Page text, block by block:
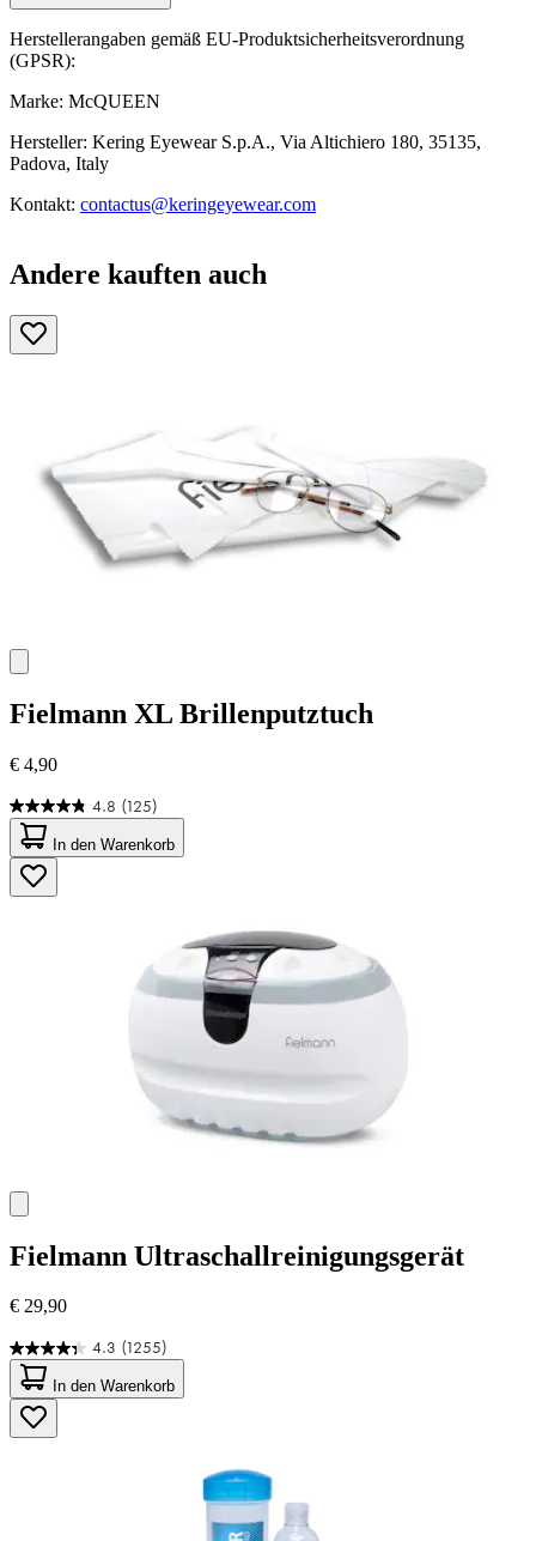
Herstellerangaben gemäß EU-Produktsicherheitsverordnung
(GPSR):
Marke: McQUEEN
Hersteller: Kering Eyewear S.p.A., Via Altichiero 180, 35135,
Padova, Italy
Kontakt: contactus@keringeyewear.com
Andere kauften auch
Fielmann XL Brillenputztuch
€ 4,90
4.8 (125)
4.8
von
5
Sternen.
125
In den Warenkorb
Fielmann Ultraschallreinigungsgerät
€ 29,90
4.3 (1255)
4.3
von
5
Sternen.
1255
In den Warenkorb